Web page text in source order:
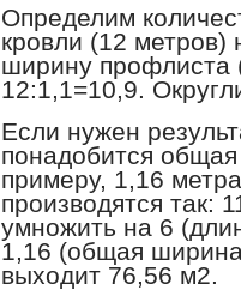
Определим
кровли (12 метров)
ширину профлиста
12:1,1=10,9.
Если нужен
понадобится
примеру, 1,16
производятся так:
умножить на 6
1,16 (общая
выходит 76,56 м2.